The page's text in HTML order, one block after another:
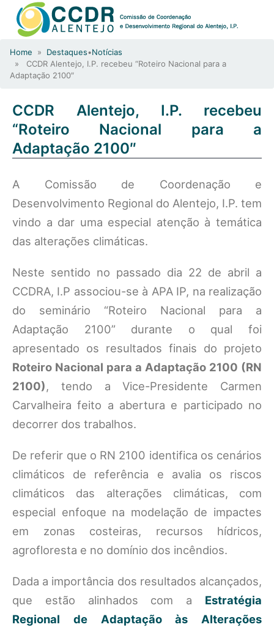
Home » Destaques•Notícias
» CCDR Alentejo, I.P. recebeu “Roteiro Nacional para a
Adaptação 2100″
CCDR Alentejo, I.P. recebeu
“Roteiro Nacional para a
Adaptação 2100″
A Comissão de Coordenação e
Desenvolvimento Regional do Alentejo, I.P. tem
vindo a dar uma especial atenção à temática
das alterações climáticas.
Neste sentido no passado dia 22 de abril a
CCDRA, I.P associou-se à APA IP, na realização
do seminário “Roteiro Nacional para a
Adaptação 2100” durante o qual foi
apresentado os resultados finais do projeto
Roteiro Nacional para a Adaptação 2100 (RN
2100), tendo a Vice-Presidente Carmen
Carvalheira feito a abertura e participado no
decorrer dos trabalhos.
De referir que o RN 2100 identifica os cenários
climáticos de referência e avalia os riscos
climáticos das alterações climáticas, com
especial enfoque na modelação de impactes
em zonas costeiras, recursos hídricos,
agrofloresta e no domínio dos incêndios.
Dada a importância dos resultados alcançados,
que estão alinhados com a Estratégia
Regional de Adaptação às Alterações